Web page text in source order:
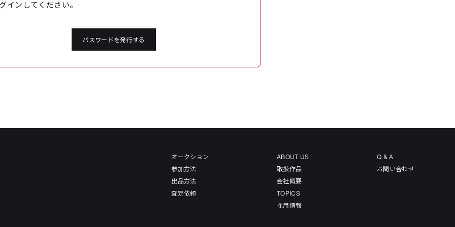
インしてください。
パスワードを発行する
オークション
参加方法
出品方法
査定依頼
ABOUT US
取扱作品
会社概要
TOPICS
採用情報
Q & A
お問い合わせ